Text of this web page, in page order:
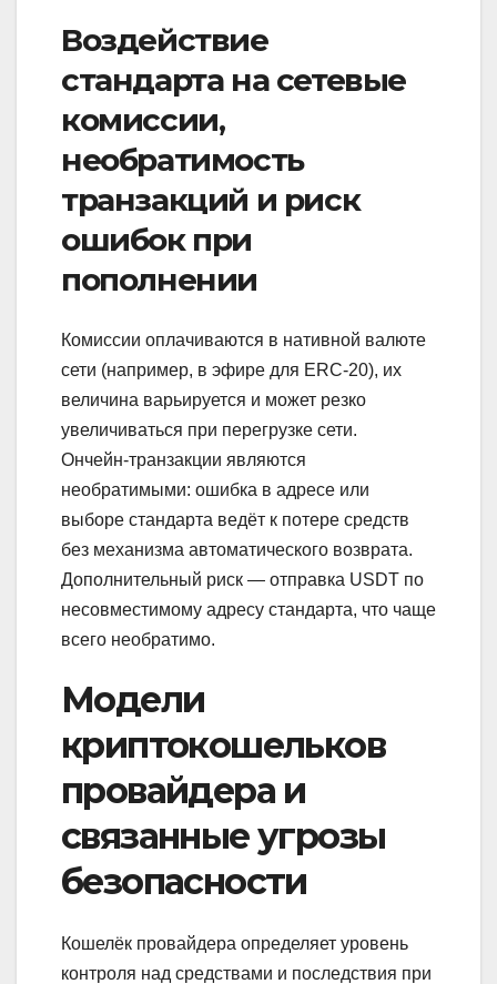
Воздействие
стандарта на сетевые
комиссии,
необратимость
транзакций и риск
ошибок при
пополнении
Комиссии оплачиваются в нативной валюте
сети (например, в эфире для ERC‑20), их
величина варьируется и может резко
увеличиваться при перегрузке сети.
Ончейн‑транзакции являются
необратимыми: ошибка в адресе или
выборе стандарта ведёт к потере средств
без механизма автоматического возврата.
Дополнительный риск — отправка USDT по
несовместимому адресу стандарта, что чаще
всего необратимо.
Модели
криптокошельков
провайдера и
связанные угрозы
безопасности
Кошелёк провайдера определяет уровень
контроля над средствами и последствия при